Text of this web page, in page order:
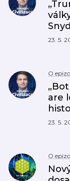
23. 5.
O
are
23. 5.
O